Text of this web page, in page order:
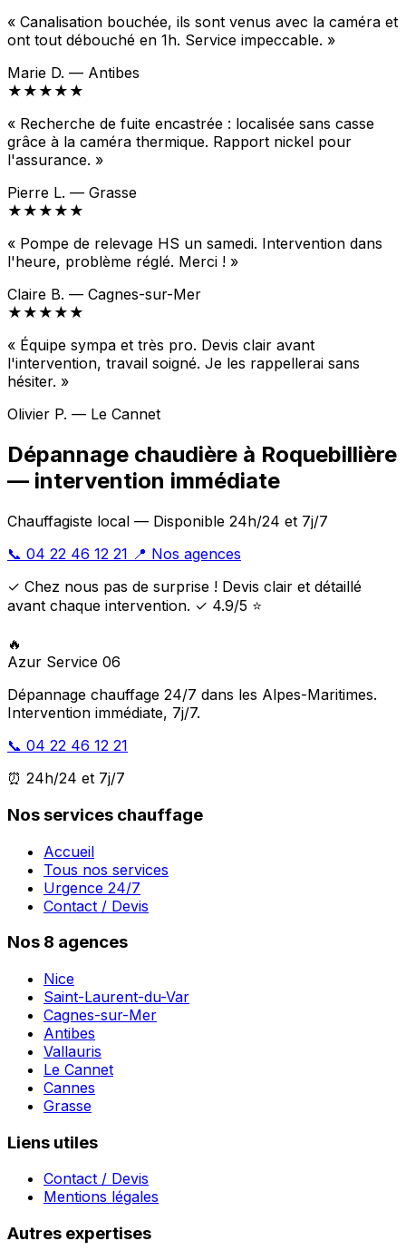
« Canalisation bouchée, ils sont venus avec la caméra et
ont tout débouché en 1h. Service impeccable. »
Marie D. — Antibes
★★★★★
« Recherche de fuite encastrée : localisée sans casse
grâce à la caméra thermique. Rapport nickel pour
l'assurance. »
Pierre L. — Grasse
★★★★★
« Pompe de relevage HS un samedi. Intervention dans
l'heure, problème réglé. Merci ! »
Claire B. — Cagnes-sur-Mer
★★★★★
« Équipe sympa et très pro. Devis clair avant
l'intervention, travail soigné. Je les rappellerai sans
hésiter. »
Olivier P. — Le Cannet
Dépannage chaudière à Roquebillière
— intervention immédiate
Chauffagiste local — Disponible 24h/24 et 7j/7
📞 04 22 46 12 21 📍 Nos agences
✓ Chez nous pas de surprise ! Devis clair et détaillé
avant chaque intervention. ✓ 4.9/5 ⭐
🔥
Azur Service 06
Dépannage chauffage 24/7 dans les Alpes-Maritimes.
Intervention immédiate, 7j/7.
📞 04 22 46 12 21
⏰ 24h/24 et 7j/7
Nos services chauffage
Accueil
Tous nos services
Urgence 24/7
Contact / Devis
Nos 8 agences
Nice
Saint-Laurent-du-Var
Cagnes-sur-Mer
Antibes
Vallauris
Le Cannet
Cannes
Grasse
Liens utiles
Contact / Devis
Mentions légales
Autres expertises